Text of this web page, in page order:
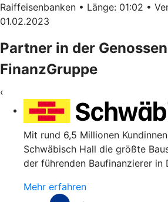
Raiffeisenbanken • Länge: 01:02 •
01.02.2023
Partner in der
FinanzGruppe
‹
Mit rund 6,5 Millionen
Schwäbisch Hall die größte
der führenden Baufinanzierer in
Mehr erfahren